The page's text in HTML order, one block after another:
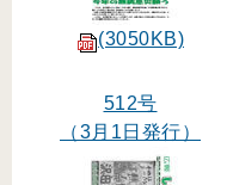
(3050KB)
512号
（3月1日発行）